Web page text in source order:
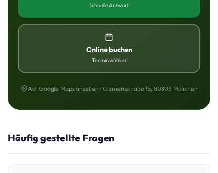
Schnelle Antwort
Online buchen
Termin wählen
Auf Google Maps ansehen · Clemensstraße 15, 80803 München
Häufig gestellte Fragen